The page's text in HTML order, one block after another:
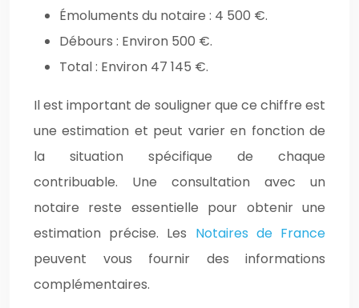
Émoluments du notaire : 4 500 €.
Débours : Environ 500 €.
Total : Environ 47 145 €.
Il est important de souligner que ce chiffre est
une estimation et peut varier en fonction de
la situation spécifique de chaque
contribuable. Une consultation avec un
notaire reste essentielle pour obtenir une
estimation précise. Les Notaires de France
peuvent vous fournir des informations
complémentaires.